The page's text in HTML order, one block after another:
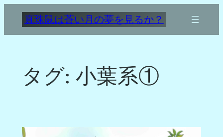
を
真珠鼠は蒼い月の夢を見るか？
タグ: 小葉系①